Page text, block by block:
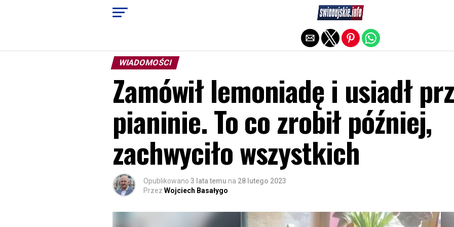
WIADOMOŚCI
Zamówił lemoniadę i usiadł
pianinie. To co zrobił później,
zachwyciło wszystkich
Opublikowano 3 lata temu na 28 lutego 2023
Przez Wojciech Basałygo
Exit mobile version